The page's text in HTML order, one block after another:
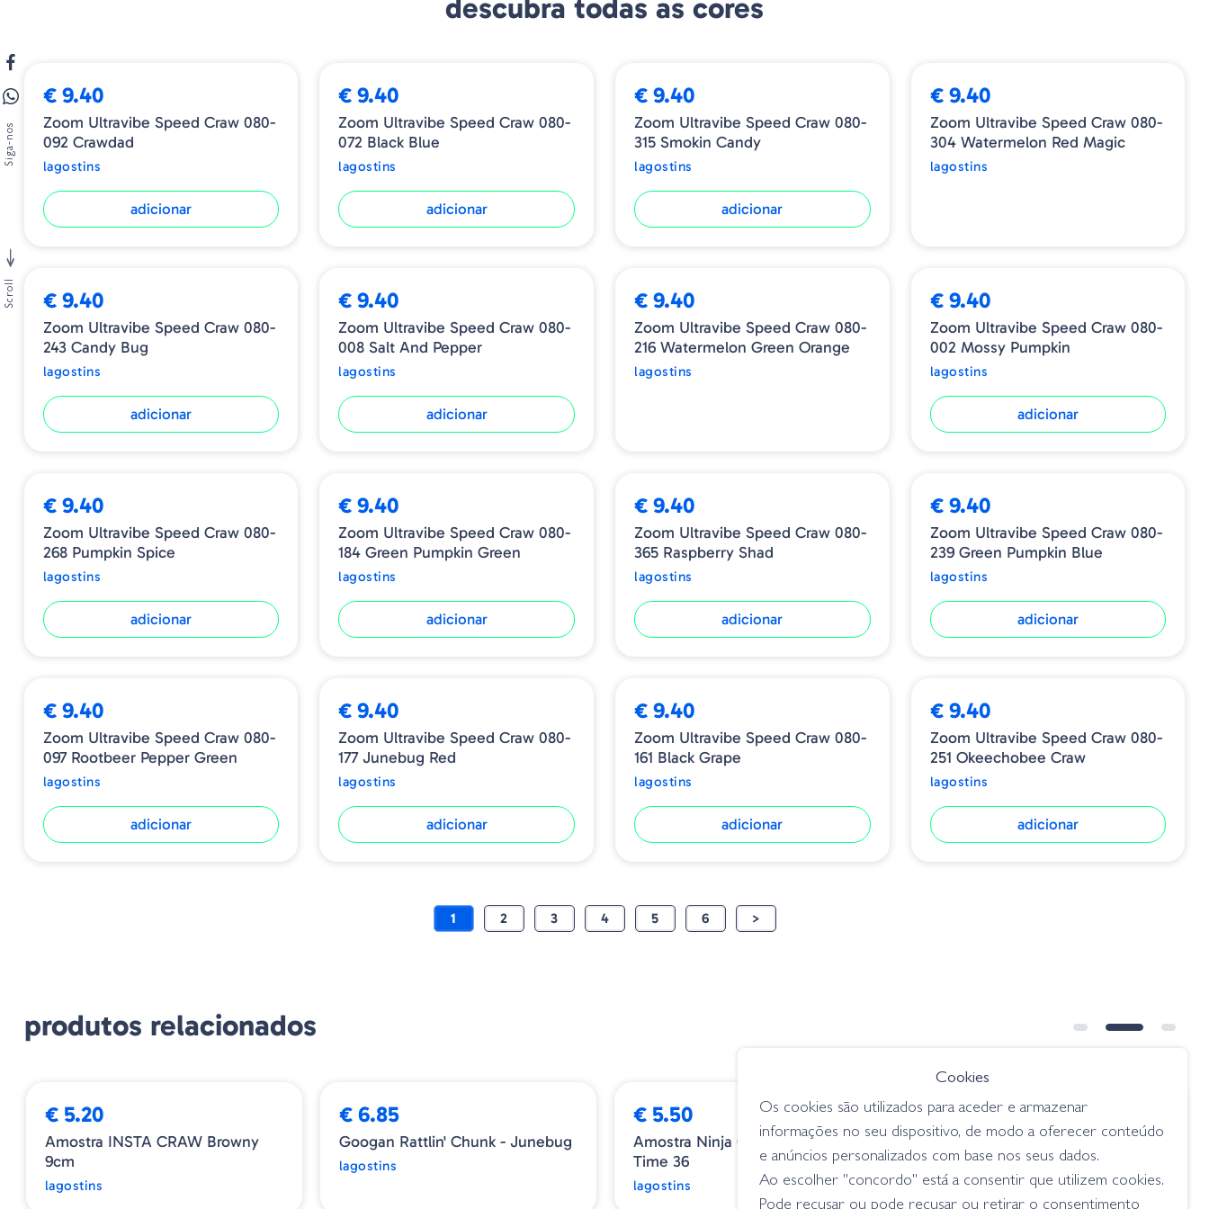
descubra todas as cores
€ 9.40
Zoom Ultravibe Speed Craw 080-
092 Crawdad
lagostins
adicionar
€ 9.40
Zoom Ultravibe Speed Craw 080-
072 Black Blue
lagostins
adicionar
€ 9.40
Zoom Ultravibe Speed Craw 080-
315 Smokin Candy
lagostins
adicionar
€ 9.40
Zoom Ultravibe Speed Craw 080-
304 Watermelon Red Magic
lagostins
€ 9.40
Zoom Ultravibe Speed Craw 080-
243 Candy Bug
lagostins
adicionar
€ 9.40
Zoom Ultravibe Speed Craw 080-
008 Salt And Pepper
lagostins
adicionar
€ 9.40
Zoom Ultravibe Speed Craw 080-
216 Watermelon Green Orange
lagostins
€ 9.40
Zoom Ultravibe Speed Craw 080-
002 Mossy Pumpkin
lagostins
adicionar
€ 9.40
Zoom Ultravibe Speed Craw 080-
268 Pumpkin Spice
lagostins
adicionar
€ 9.40
Zoom Ultravibe Speed Craw 080-
184 Green Pumpkin Green
lagostins
adicionar
€ 9.40
Zoom Ultravibe Speed Craw 080-
365 Raspberry Shad
lagostins
adicionar
€ 9.40
Zoom Ultravibe Speed Craw 080-
239 Green Pumpkin Blue
lagostins
adicionar
€ 9.40
Zoom Ultravibe Speed Craw 080-
097 Rootbeer Pepper Green
lagostins
adicionar
€ 9.40
Zoom Ultravibe Speed Craw 080-
177 Junebug Red
lagostins
adicionar
€ 9.40
Zoom Ultravibe Speed Craw 080-
161 Black Grape
lagostins
adicionar
€ 9.40
Zoom Ultravibe Speed Craw 080-
251 Okeechobee Craw
lagostins
adicionar
1 2 3 4 5 6 >
produtos relacionados
€ 5.20
Amostra INSTA CRAW Browny
9cm
lagostins
€ 6.85
Googan Rattlin' Chunk - Junebug
lagostins
€ 5.50
Amostra Ninja Craw 3´´7.6cm Pjb
Time 36
lagostins
€ 8.95
Barbute 28 Scappenon
lagostins
Siga-nos
Scroll
Cookies
Os cookies são utilizados para aceder e armazenar
informações no seu dispositivo, de modo a oferecer conteúdo
e anúncios personalizados com base nos seus dados.
Ao escolher "concordo" está a consentir que utilizem cookies.